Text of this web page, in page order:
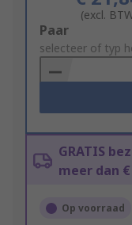
(excl.
Add
to
Basket
Paar
selecteer of typ
GRATIS
meer dan €
Op voorraad